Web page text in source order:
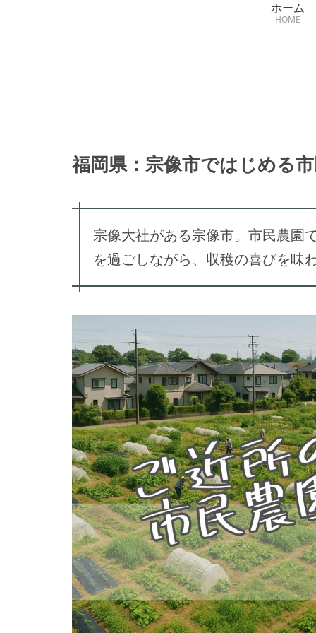
ホーム
HOME
福岡県：宗像市ではじめる
宗像大社がある宗像市。市民農園
を過ごしながら、収穫の喜びを味